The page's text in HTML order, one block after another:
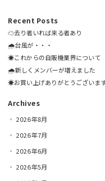
Recent Posts
☁️去り者いれば来る者あり
🌧️台風が・・・
☀️これからの自販機業界について
🌧️新しくメンバーが増えました
☀️お買い上げありがとうございま
Archives
2026年8月
2026年7月
2026年6月
2026年5月